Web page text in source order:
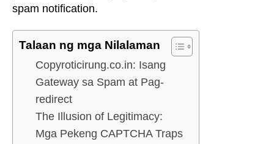
spam notification.
Talaan ng mga Nilalaman
Copyroticirung.co.in: Isang
Gateway sa Spam at Pag-
redirect
The Illusion of Legitimacy:
Mga Pekeng CAPTCHA Traps